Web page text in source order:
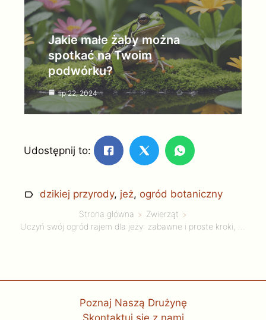
Jakie małe żaby można
spotkać na Twoim
podwórku?
lip 22, 2024
Udostępnij to:
dzikiej przyrody, jeż, ogród botaniczny
Strona główna
Zwierząt
Poznaj Naszą Drużynę
Skontaktuj się z nami